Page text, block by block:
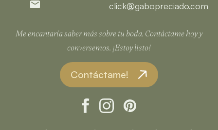
click@gabopreciado.com
Me encantaría saber más sobre tu boda. Contáctame hoy y
conversemos. ¡Estoy listo!
Contáctame!